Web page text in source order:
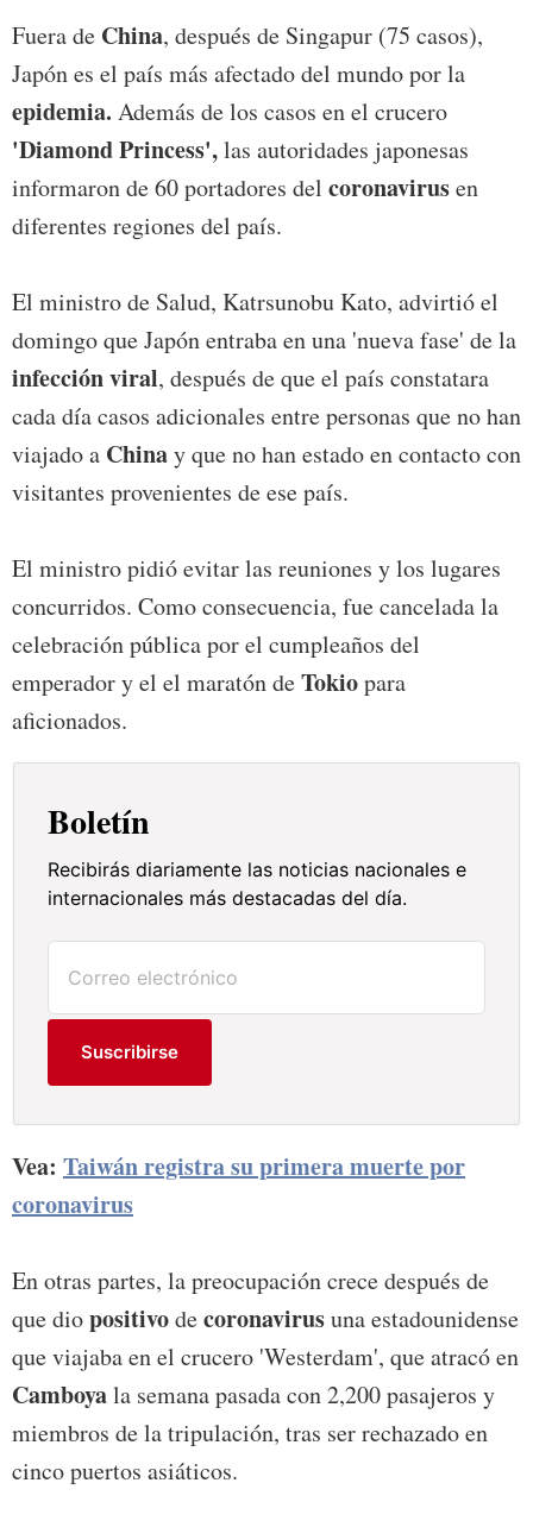
Fuera de China, después de Singapur (75 casos),
Japón es el país más afectado del mundo por la
epidemia. Además de los casos en el crucero
'Diamond Princess',las autoridades japonesas
informaron de 60 portadores del coronavirusen
diferentes regiones del país.
El ministro de Salud, Katrsunobu Kato, advirtió el
domingo que Japón entraba en una 'nueva fase' de la
infección viral, después de que el país constatara
cada día casos adicionales entre personas que no han
viajado a Chinay que no han estado en contacto con
visitantes provenientes de ese país.
El ministro pidió evitar las reuniones y los lugares
concurridos. Como consecuencia, fue cancelada la
celebración pública por el cumpleaños del
emperador y el el maratón deTokiopara
aficionados.
Boletín
Recibirás diariamente las noticias nacionales e
internacionales más destacadas del día.
Suscribirse
Vea: Taiwán registra su primera muerte por
coronavirus
En otras partes, la preocupación crece después de
que diopositivodecoronavirusuna estadounidense
que viajaba en el crucero 'Westerdam', que atracó en
Camboyala semana pasada con 2,200 pasajeros y
miembros de la tripulación, tras ser rechazado en
cinco puertos asiáticos.